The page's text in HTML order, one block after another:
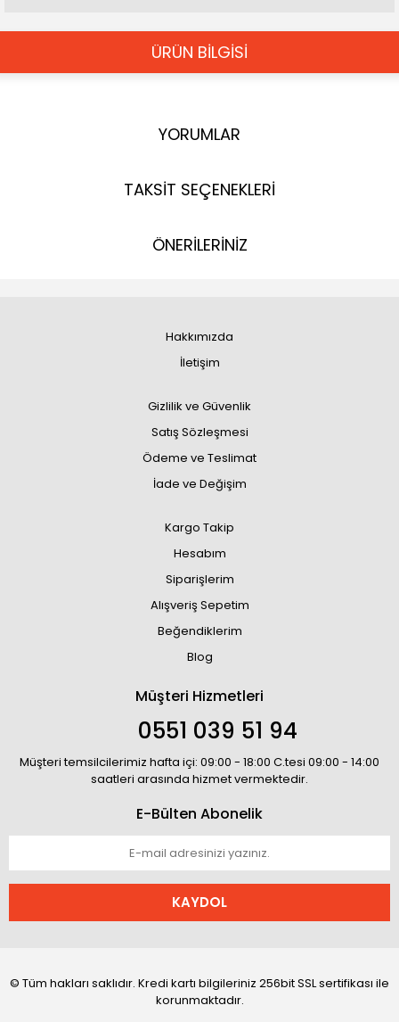
ÜRÜN BİLGİSİ
YORUMLAR
TAKSİT SEÇENEKLERİ
ÖNERİLERİNİZ
Hakkımızda
İletişim
Gizlilik ve Güvenlik
Satış Sözleşmesi
Ödeme ve Teslimat
İade ve Değişim
Kargo Takip
Hesabım
Siparişlerim
Alışveriş Sepetim
Beğendiklerim
Blog
Müşteri Hizmetleri
0551 039 51 94
Müşteri temsilcilerimiz hafta içi: 09:00 - 18:00 C.tesi 09:00 - 14:00
saatleri arasında hizmet vermektedir.
E-Bülten Abonelik
KAYDOL
© Tüm hakları saklıdır. Kredi kartı bilgileriniz 256bit SSL sertifikası ile
korunmaktadır.